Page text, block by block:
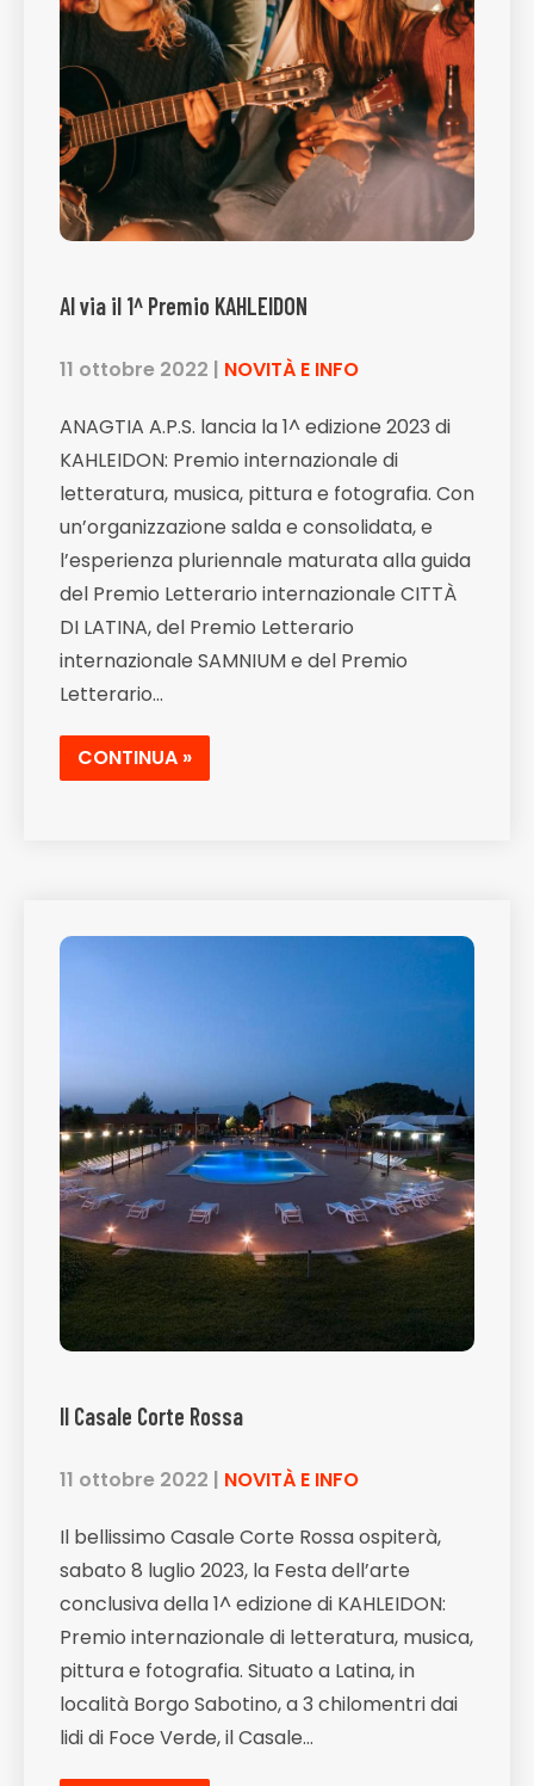
Al via il 1^ Premio KAHLEIDON
11 ottobre 2022 | NOVITÀ E INFO
ANAGTIA A.P.S. lancia la 1^ edizione 2023 di
KAHLEIDON: Premio internazionale di
letteratura, musica, pittura e fotografia. Con
un’organizzazione salda e consolidata, e
l’esperienza pluriennale maturata alla guida
del Premio Letterario internazionale CITTÀ
DI LATINA, del Premio Letterario
internazionale SAMNIUM e del Premio
Letterario…
CONTINUA »
Il Casale Corte Rossa
11 ottobre 2022 | NOVITÀ E INFO
Il bellissimo Casale Corte Rossa ospiterà,
sabato 8 luglio 2023, la Festa dell’arte
conclusiva della 1^ edizione di KAHLEIDON:
Premio internazionale di letteratura, musica,
pittura e fotografia. Situato a Latina, in
località Borgo Sabotino, a 3 chilomentri dai
lidi di Foce Verde, il Casale…